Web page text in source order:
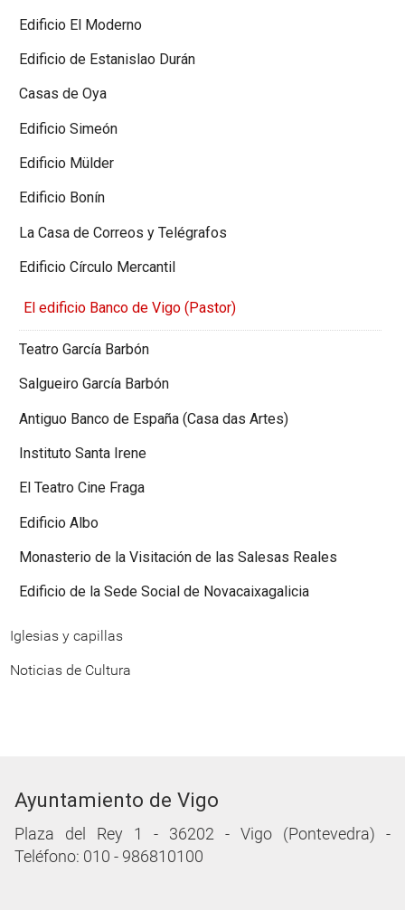
Edificio El Moderno
Edificio de Estanislao Durán
Casas de Oya
Edificio Simeón
Edificio Mülder
Edificio Bonín
La Casa de Correos y Telégrafos
Edificio Círculo Mercantil
El edificio Banco de Vigo (Pastor)
Teatro García Barbón
Salgueiro García Barbón
Antiguo Banco de España (Casa das Artes)
Instituto Santa Irene
El Teatro Cine Fraga
Edificio Albo
Monasterio de la Visitación de las Salesas Reales
Edificio de la Sede Social de Novacaixagalicia
Iglesias y capillas
Noticias de Cultura
Ayuntamiento de Vigo
Plaza del Rey 1 - 36202 - Vigo (Pontevedra) -
Teléfono: 010 - 986810100